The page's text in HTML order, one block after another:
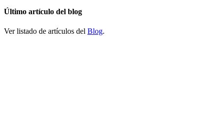
Último artículo del blog
Ver listado de artículos del Blog.